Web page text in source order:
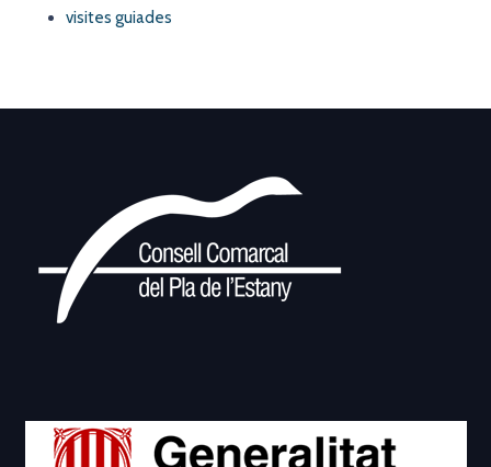
visites guiades